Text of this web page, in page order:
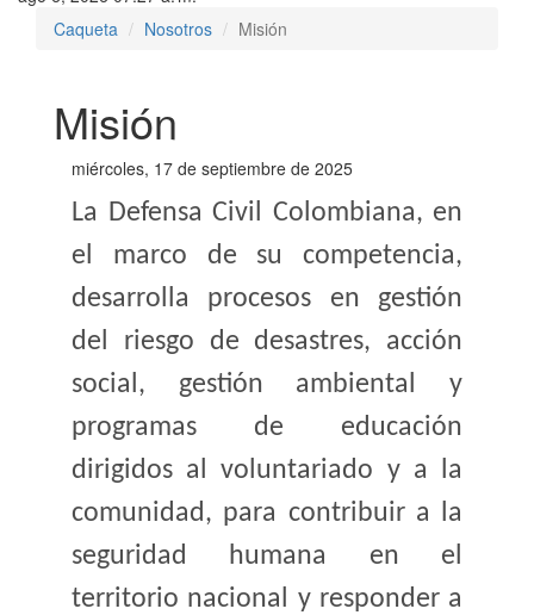
Caqueta
Nosotros Misión
Misión
miércoles, 17 de septiembre de 2025
La Defensa Civil Colombiana, en
el marco de su competencia,
desarrolla procesos en gestión
del riesgo de desastres, acción
social, gestión ambiental y
programas de educación
dirigidos al voluntariado y a la
comunidad, para contribuir a la
seguridad humana en el
territorio nacional y responder a